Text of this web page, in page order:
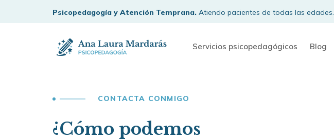
Psicopedagogía y Atención Temprana. Atiendo pacientes de todas las edades.
Servicios psicopedagógicos Blog
CONTACTA CONMIGO
¿Cómo podemos